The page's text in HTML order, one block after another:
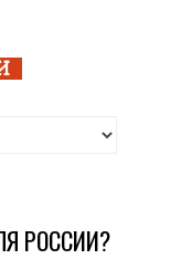
РОССИИ?